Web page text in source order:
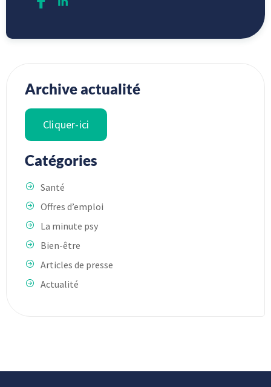
Archive actualité
Cliquer-ici
Catégories
Santé
Offres d’emploi
La minute psy
Bien-être
Articles de presse
Actualité